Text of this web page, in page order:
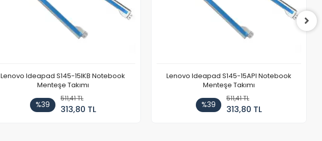
Lenovo Ideapad S145-15IKB Notebook
Menteşe Takımı
%39
511,41 TL
313,80 TL
Lenovo Ideapad S145-15API Notebook
Menteşe Takımı
%39
511,41 TL
313,80 TL